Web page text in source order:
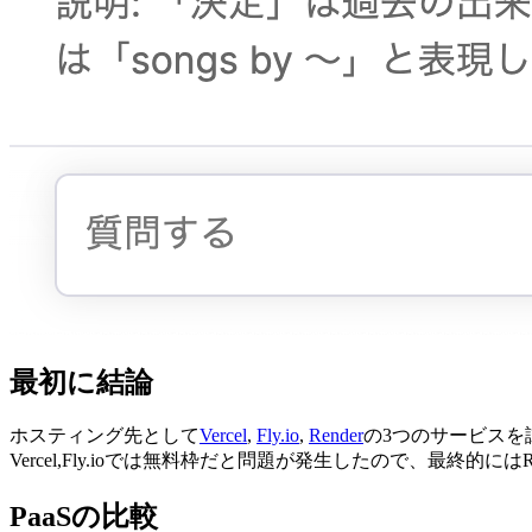
最初に結論
ホスティング先としてVercel, Fly.io, Renderの3つのサービスを
Vercel,Fly.ioでは無料枠だと問題が発生したので、最終的には
PaaSの比較